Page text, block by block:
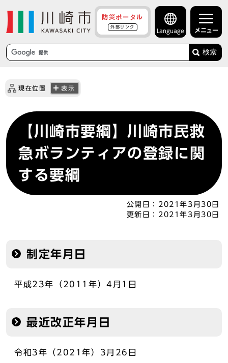
防災ポータル
外部リンク
Language メニュー
検索
現在位置 表示
【川崎市要綱】川崎市民救
急ボランティアの登録に関
する要綱
公開日： 2021年3月30日
更新日： 2021年3月30日
制定年月日
平成23年（2011年）4月1日
最近改正年月日
令和3年（2021年）3月26日